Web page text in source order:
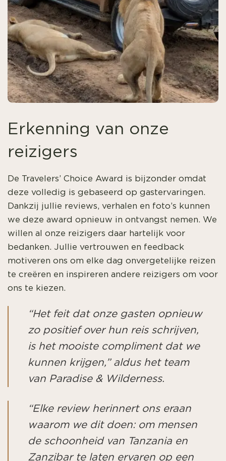
Erkenning van onze
reizigers
De Travelers’ Choice Award is bijzonder omdat
deze volledig is gebaseerd op gastervaringen.
Dankzij jullie reviews, verhalen en foto’s kunnen
we deze award opnieuw in ontvangst nemen. We
willen al onze reizigers daar hartelijk voor
bedanken. Jullie vertrouwen en feedback
motiveren ons om elke dag onvergetelijke reizen
te creëren en inspireren andere reizigers om voor
ons te kiezen.
“Het feit dat onze gasten opnieuw
zo positief over hun reis schrijven,
is het mooiste compliment dat we
kunnen krijgen,” aldus het team
van Paradise & Wilderness.
“Elke review herinnert ons eraan
waarom we dit doen: om mensen
de schoonheid van Tanzania en
Zanzibar te laten ervaren op een